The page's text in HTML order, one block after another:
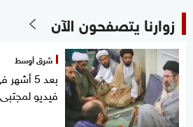
زوارنا يتصفحون الآن
شرق أوسط
بعد 5
فيديو